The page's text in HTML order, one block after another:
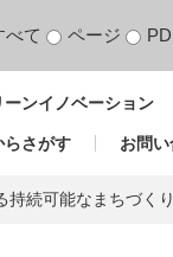
べて ページ
ンイノベーション
らさがす お問
持続可能なまちづく